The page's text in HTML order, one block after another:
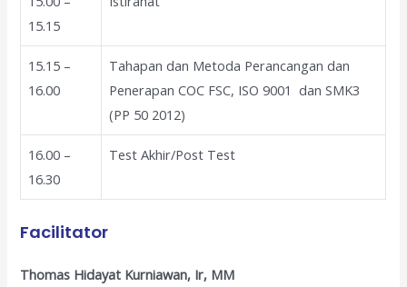
15.15
15.15 –
16.00
Tahapan dan Metoda Perancangan dan
Penerapan COC FSC, ISO 9001 dan SMK3
(PP 50 2012)
16.00 –
16.30
Test Akhir/Post Test
Facilitator
Thomas Hidayat Kurniawan, Ir, MM